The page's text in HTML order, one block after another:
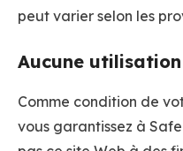
peut varier selon les
Aucune
Comme condition de
vous garantissez à